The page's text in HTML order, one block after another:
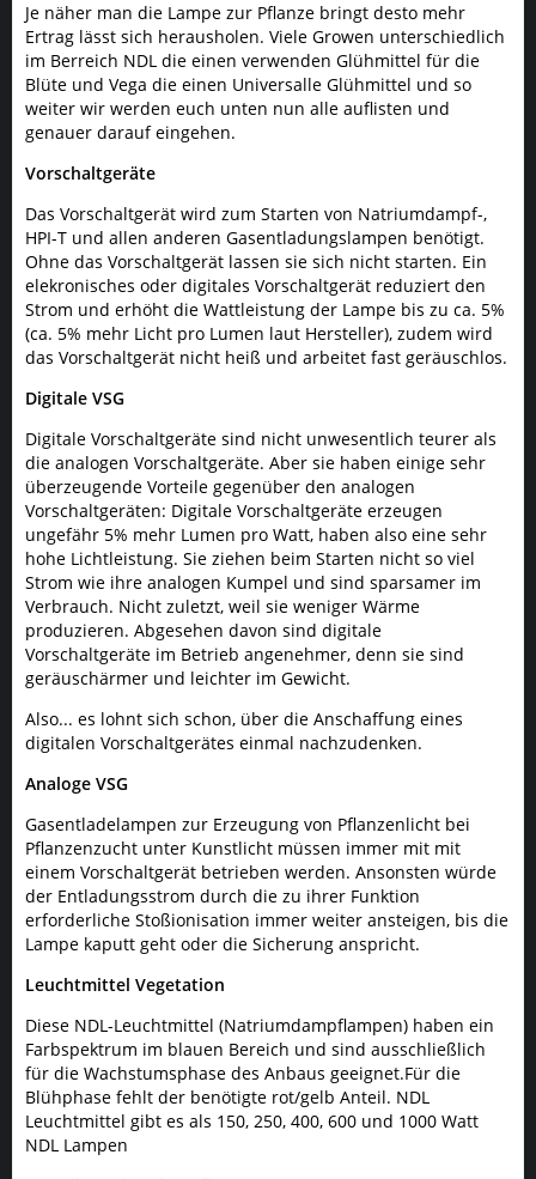
Je näher man die Lampe zur Pflanze bringt desto mehr
Ertrag lässt sich herausholen. Viele Growen unterschiedlich
im Berreich NDL die einen verwenden Glühmittel für die
Blüte und Vega die einen Universalle Glühmittel und so
weiter wir werden euch unten nun alle auflisten und
genauer darauf eingehen.
Vorschaltgeräte
Das Vorschaltgerät wird zum Starten von Natriumdampf-,
HPI-T und allen anderen Gasentladungslampen benötigt.
Ohne das Vorschaltgerät lassen sie sich nicht starten. Ein
elekronisches oder digitales Vorschaltgerät reduziert den
Strom und erhöht die Wattleistung der Lampe bis zu ca. 5%
(ca. 5% mehr Licht pro Lumen laut Hersteller), zudem wird
das Vorschaltgerät nicht heiß und arbeitet fast geräuschlos.
Digitale VSG
Digitale Vorschaltgeräte sind nicht unwesentlich teurer als
die analogen Vorschaltgeräte. Aber sie haben einige sehr
überzeugende Vorteile gegenüber den analogen
Vorschaltgeräten: Digitale Vorschaltgeräte erzeugen
ungefähr 5% mehr Lumen pro Watt, haben also eine sehr
hohe Lichtleistung. Sie ziehen beim Starten nicht so viel
Strom wie ihre analogen Kumpel und sind sparsamer im
Verbrauch. Nicht zuletzt, weil sie weniger Wärme
produzieren. Abgesehen davon sind digitale
Vorschaltgeräte im Betrieb angenehmer, denn sie sind
geräuschärmer und leichter im Gewicht.
Also... es lohnt sich schon, über die Anschaffung eines
digitalen Vorschaltgerätes einmal nachzudenken.
Analoge VSG
Gasentladelampen zur Erzeugung von Pflanzenlicht bei
Pflanzenzucht unter Kunstlicht müssen immer mit mit
einem Vorschaltgerät betrieben werden. Ansonsten würde
der Entladungsstrom durch die zu ihrer Funktion
erforderliche Stoßionisation immer weiter ansteigen, bis die
Lampe kaputt geht oder die Sicherung anspricht.
Leuchtmittel Vegetation
Diese NDL-Leuchtmittel (Natriumdampflampen) haben ein
Farbspektrum im blauen Bereich und sind ausschließlich
für die Wachstumsphase des Anbaus geeignet.Für die
Blühphase fehlt der benötigte rot/gelb Anteil. NDL
Leuchtmittel gibt es als 150, 250, 400, 600 und 1000 Watt
NDL Lampen